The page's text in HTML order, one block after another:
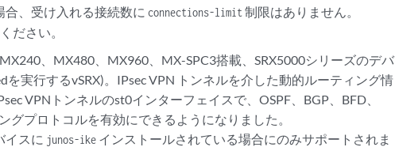
、受け入れる接続数に connections-limit制限はありません。
ださい。
、MX480、MX960、MX-SPC3搭載、SRX5000シリーズのデバ
を実行するvSRX)。IPsec VPN トンネルを介した動的ルーティング情
VPNトンネルのst0インターフェイスで、OSPF、BGP、BFD、
グプロトコルを有効にできるようになりました。
イスに junos-ike インストールされている場合にのみサポートされま